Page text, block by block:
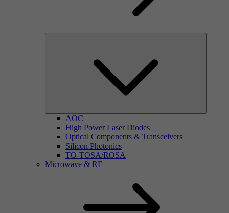
AOC
High Power Laser Diodes
Optical Components & Transceivers
Silicon Photonics
TO-TOSA/ROSA
Microwave & RF